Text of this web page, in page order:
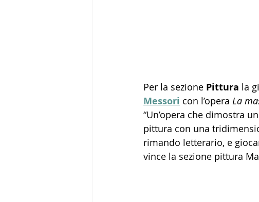
Per la sezione Pittura la
Messori con l’opera La
“Un’opera che dimostra
pittura con una
rimando letterario, e
vince la sezione pittura